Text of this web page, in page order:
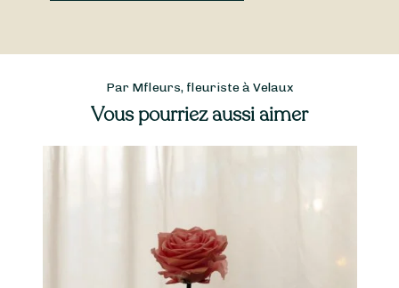
Par Mfleurs, fleuriste à Velaux
Vous pourriez aussi aimer